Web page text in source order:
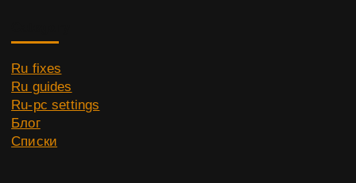
Ru fixes
Ru guides
Ru-pc settings
Блог
Списки